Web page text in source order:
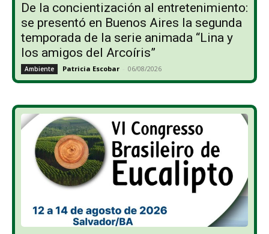
De la concientización al entretenimiento:
se presentó en Buenos Aires la segunda
temporada de la serie animada “Lina y
los amigos del Arcoíris”
Ambiente Patricia Escobar - 06/08/2026